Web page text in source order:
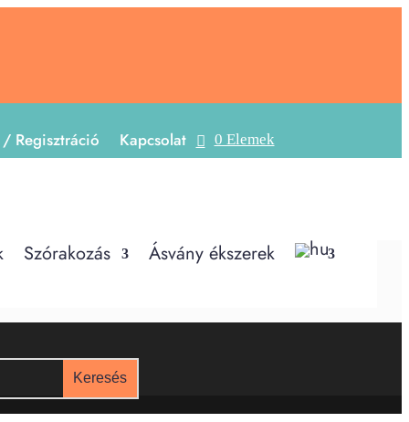
/ Regisztráció Kapcsolat 0 Elemek
Szórakozás Ásvány ékszerek